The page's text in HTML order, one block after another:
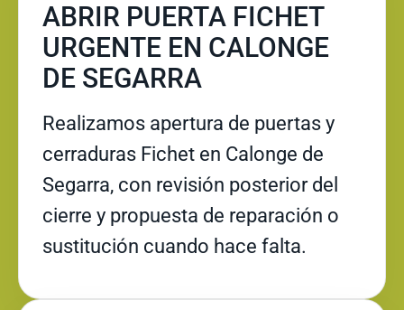
ABRIR PUERTA FICHET
URGENTE EN CALONGE
DE SEGARRA
Realizamos apertura de puertas y
cerraduras Fichet en Calonge de
Segarra, con revisión posterior del
cierre y propuesta de reparación o
sustitución cuando hace falta.